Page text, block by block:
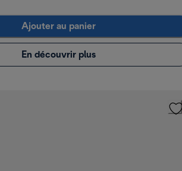
Ajouter au panier
En découvrir plus